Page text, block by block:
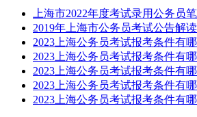
上海市2022年度考试录用公务员
2019年上海市公务员考试公告解读
2023上海公务员考试报考条件有
2023上海公务员考试报考条件有
2023上海公务员考试报考条件有
2023上海公务员考试报考条件有
2023上海公务员考试报考条件有